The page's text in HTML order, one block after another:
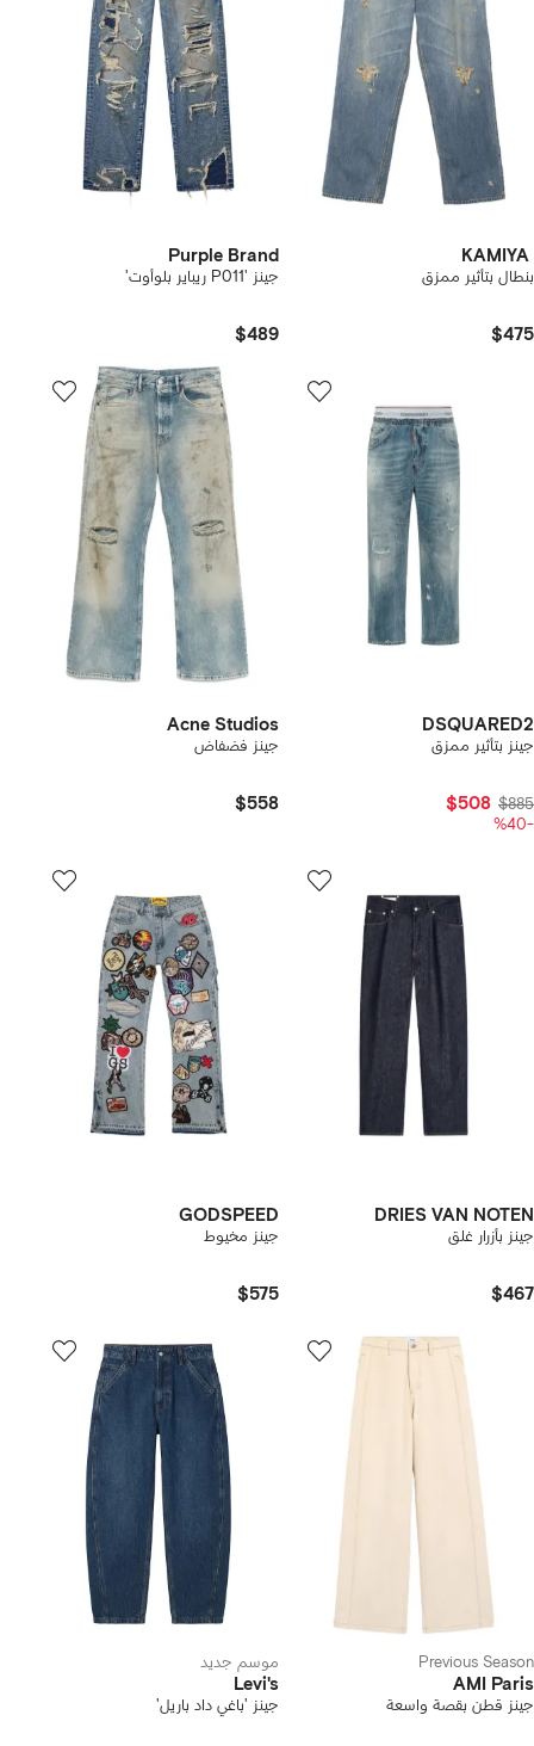
KAMIYA
بنطال بتأثير ممزق
$475
Purple Brand
جينز 'P011 ريباير بلوأوت'
$489
DSQUARED2
جينز بتأثير ممزق
$885
$508
-%40
Acne Studios
جينز فضفاض
$558
DRIES VAN NOTEN
جينز بأزرار غلق
$467
GODSPEED
جينز مخيوط
$575
Previous Season
AMI Paris
جينز قطن بقصة واسعة
موسم جديد
Levi's
جينز 'باغي داد باريل'